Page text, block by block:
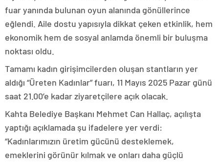
fuar yanında bulunan oyun alanında gönüllerince
eğlendi. Aile dostu yapısıyla dikkat çeken etkinlik, hem
ekonomik hem de sosyal anlamda önemli bir buluşma
noktası oldu.
Tamamı kadın girişimcilerden oluşan stantların yer
aldığı “Üreten Kadınlar” fuarı, 11 Mayıs 2025 Pazar günü
saat 21.00’e kadar ziyaretçilere açık olacak.
Kahta Belediye Başkanı Mehmet Can Hallaç, açılışta
yaptığı açıklamada şu ifadelere yer verdi:
“Kadınlarımızın üretim gücünü desteklemek,
emeklerini görünür kılmak ve onları daha güçlü